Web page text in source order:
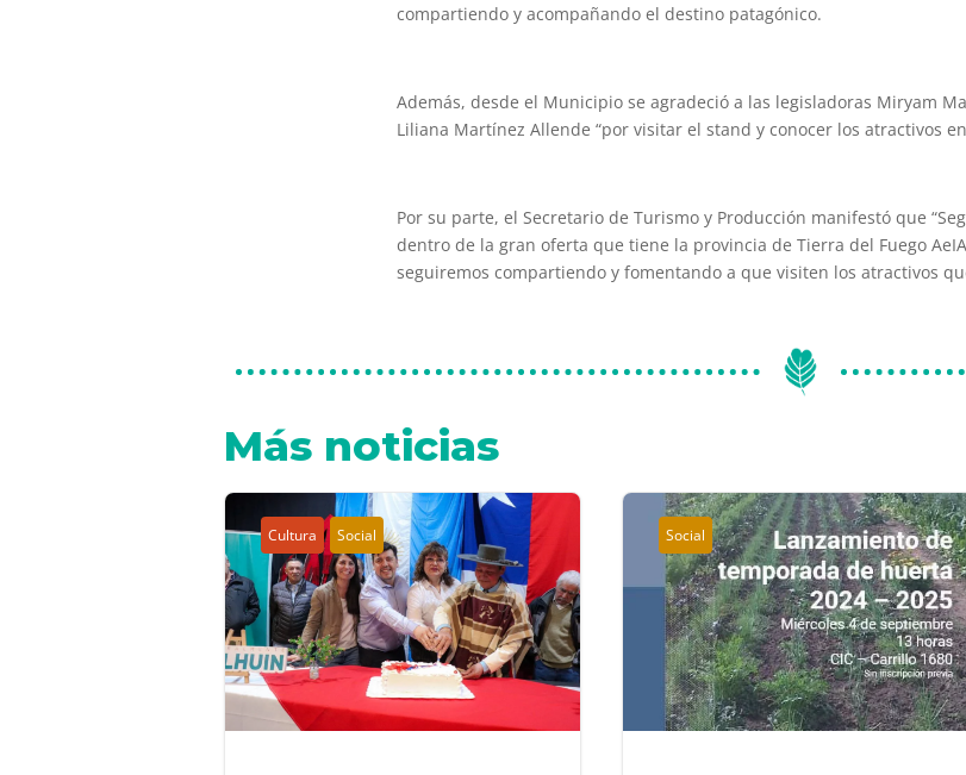
compartiendo y acompañando el destino patagónico.
Además, desde el Municipio se agradeció a las legisladoras Miryam
Liliana Martínez Allende “por visitar el stand y conocer los atractivos
Por su parte, el Secretario de Turismo y Producción manifestó que
dentro de la gran oferta que tiene la provincia de Tierra del Fuego
seguiremos compartiendo y fomentando a que visiten los atractivos
Más noticias
Cultura Social Social